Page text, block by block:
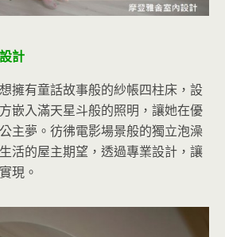
計
擁有童話故事般的紗帳四柱床，設
嵌入滿天星斗般的照明，讓她在優
主夢。彷彿電影場景般的獨立泡澡
活的屋主期望，透過專業設計，讓
現。